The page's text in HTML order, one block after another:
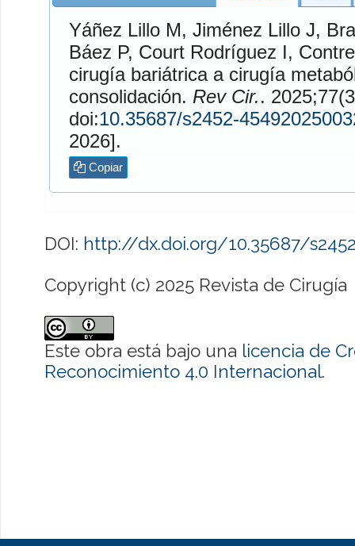
Yáñez LilloM, Jiménez LilloJ,
Báez P, Court Rodríguez I,
cirugía bariátrica a cirugía
consolidación. Rev Cir.. 2025;77(3).
doi:10.35687/s2452-
2026].
Copiar
DOI: http://dx.doi.org/10.35687/
Copyright (c) 2025 Revista de Cirugía
Este obra está bajo una licencia de
Reconocimiento 4.0 Internacional.